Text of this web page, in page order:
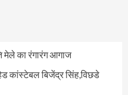
मेले का रंगारंग आगाज
कांस्टेबल बिजेंद्र सिंह,विछडे